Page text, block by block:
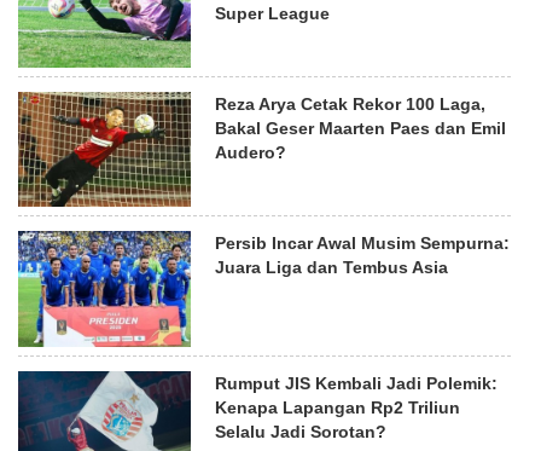
Super League
Reza Arya Cetak Rekor 100 Laga,
Bakal Geser Maarten Paes dan Emil
Audero?
Persib Incar Awal Musim Sempurna:
Juara Liga dan Tembus Asia
Rumput JIS Kembali Jadi Polemik:
Kenapa Lapangan Rp2 Triliun
Selalu Jadi Sorotan?